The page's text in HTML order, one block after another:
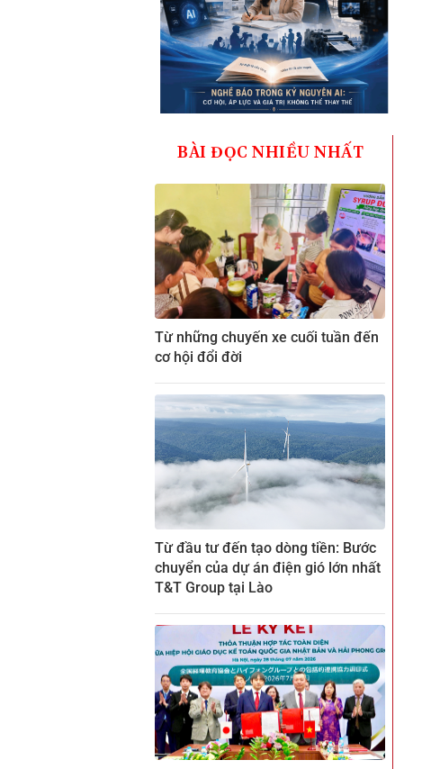
BÀI ĐỌC NHIỀU NHẤT
Từ những chuyến xe cuối tuần đến
cơ hội đổi đời
Từ đầu tư đến tạo dòng tiền: Bước
chuyển của dự án điện gió lớn nhất
T&T Group tại Lào